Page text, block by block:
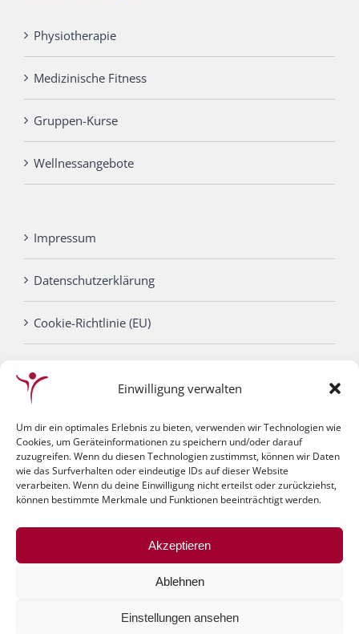
Einwilligung verwalten
Um dir ein optimales Erlebnis zu bieten, verwenden wir Technologien wie
Cookies, um Geräteinformationen zu speichern und/oder darauf
zuzugreifen. Wenn du diesen Technologien zustimmst, können wir Daten
wie das Surfverhalten oder eindeutige IDs auf dieser Website
verarbeiten. Wenn du deine Einwilligung nicht erteilst oder zurückziehst,
können bestimmte Merkmale und Funktionen beeinträchtigt werden.
Akzeptieren
Ablehnen
Einstellungen ansehen
Physiotherapie
Medizinische Fitness
Gruppen-Kurse
Wellnessangebote
Impressum
Datenschutzerklärung
Cookie-Richtlinie (EU)
© Gesundheitszentrum Bauer | Website by
klank-media
bauer.de